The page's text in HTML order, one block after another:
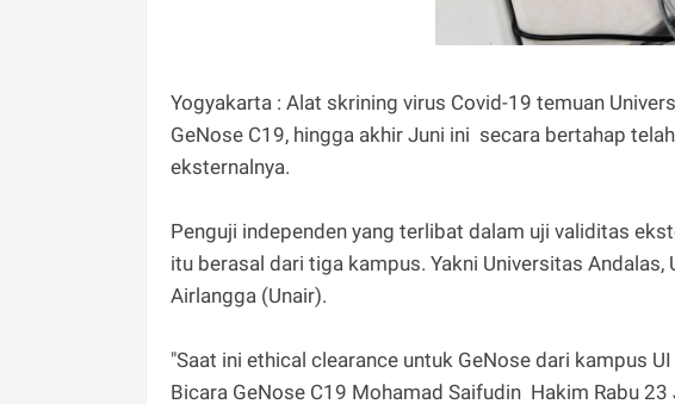
Yogyakarta : Alat skrining virus Covid-19 temuan
GeNose C19, hingga akhir Juni ini secara bertahap
eksternalnya.
Penguji independen yang terlibat dalam uji validitas
itu berasal dari tiga kampus. Yakni Universitas
Airlangga (Unair).
"Saat ini ethical clearance untuk GeNose dari kampus
Bicara GeNose C19 Mohamad Saifudin Hakim Rabu 23